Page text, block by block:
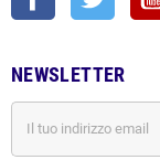
NEWSLETTER